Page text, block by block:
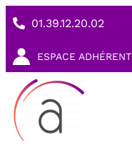
01.39.12.20.02
ESPACE ADHÉRENT